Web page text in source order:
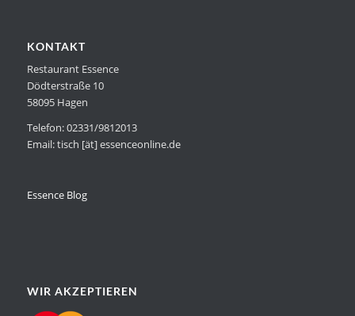
KONTAKT
Restaurant Essence
Dödterstraße 10
58095 Hagen
Telefon: 02331/9812013
Email: tisch [ät] essenceonline.de
Essence Blog
WIR AKZEPTIEREN